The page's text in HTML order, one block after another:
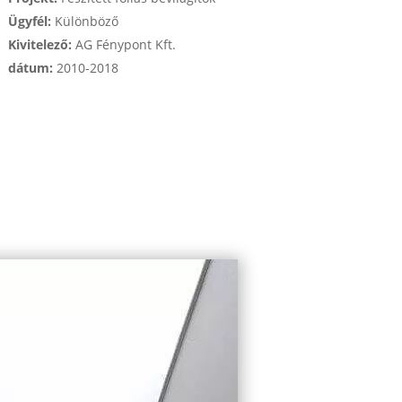
Ügyfél: Különböző
Kivitelező: AG Fénypont Kft.
dátum: 2010-2018